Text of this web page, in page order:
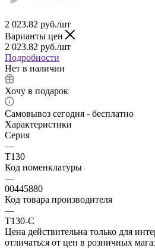
2 023.82 руб./шт
Варианты цен
2 023.82 руб./шт
Подробности
Нет в наличии
Хочу в подарок
Самовывоз сегодня - бесплатно
Характеристики
Серия
—
T130
Код номенклатуры
—
00445880
Код товара производителя
—
T130-C
Цена действительна только для
отличаться от цен в розничных